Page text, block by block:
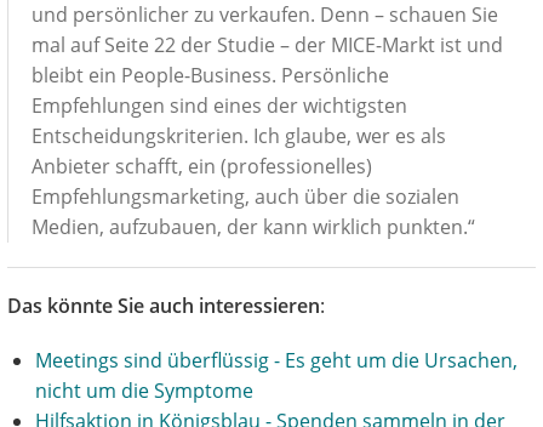
und persönlicher zu verkaufen. Denn – schauen Sie
mal auf Seite 22 der Studie – der MICE-Markt ist und
bleibt ein People-Business. Persönliche
Empfehlungen sind eines der wichtigsten
Entscheidungskriterien. Ich glaube, wer es als
Anbieter schafft, ein (professionelles)
Empfehlungsmarketing, auch über die sozialen
Medien, aufzubauen, der kann wirklich punkten.“
Das könnte Sie auch interessieren:
Meetings sind überflüssig - Es geht um die Ursachen,
nicht um die Symptome
Hilfsaktion in Königsblau - Spenden sammeln in der